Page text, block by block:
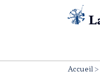
Accueil >